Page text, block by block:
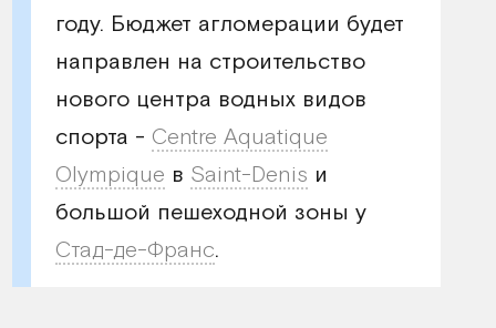
году. Бюджет агломерации будет
направлен на строительство
нового центра водных видов
спорта - Centre Aquatique
Olympique в Saint-Denis и
большой пешеходной зоны у
Стад-де-Франс.